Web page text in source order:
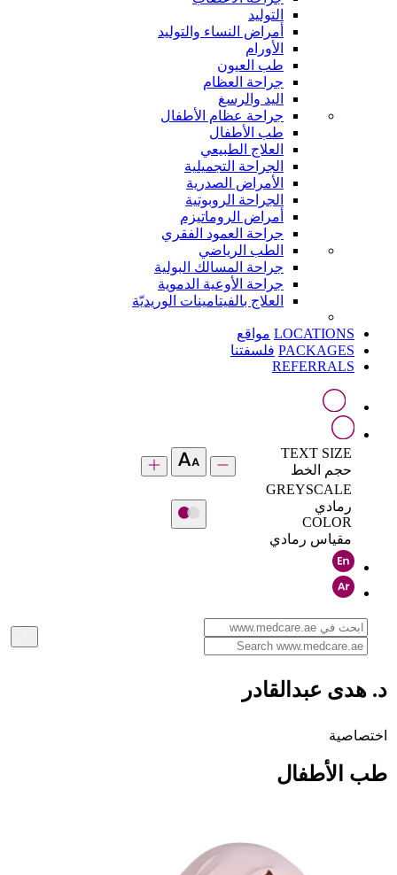
التوليد
أمراض النساء والتوليد
الأورام
طب العيون
جراحة العظام
اليد والرسغ
جراحة عظام الأطفال
طب الأطفال
العلاج الطبيعي
الجراحة التجميلية
الأمراض الصدرية
الجراحة الروبوتية
أمراض الروماتيزم
جراحة العمود الفقري
الطب الرياضي
جراحة المسالك البولية
جراحة الأوعية الدموية
العلاج بالفيتامينات الوريديّة
LOCATIONS مواقع
PACKAGES فلسفتنا
REFERRALS
TEXT SIZE
حجم الخط
GREYSCALE
رمادي
COLOR
مقياس رمادي
د. هدى عبدالقادر
اختصاصية
طب الأطفال